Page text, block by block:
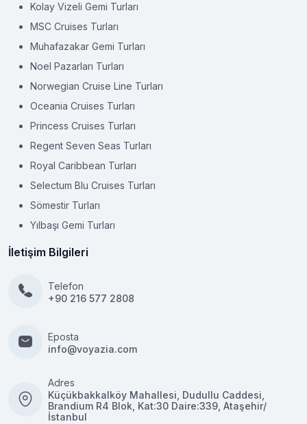
Kolay Vizeli Gemi Turları
MSC Cruises Turları
Muhafazakar Gemi Turları
Noel Pazarları Turları
Norwegian Cruise Line Turları
Oceania Cruises Turları
Princess Cruises Turları
Regent Seven Seas Turları
Royal Caribbean Turları
Selectum Blu Cruises Turları
Sömestir Turları
Yılbaşı Gemi Turları
İletişim Bilgileri
Telefon
+90 216 577 2808
Eposta
info@voyazia.com
Adres
Küçükbakkalköy Mahallesi, Dudullu Caddesi,
Brandium R4 Blok, Kat:30 Daire:339, Ataşehir/
İstanbul